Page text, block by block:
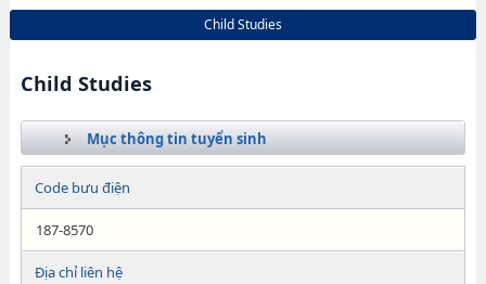
Child Studies
Child Studies
Mục thông tin tuyển sinh
Code bưu điện
187-8570
Địa chỉ liên hệ